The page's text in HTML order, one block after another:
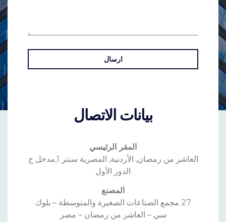
ارسال
بيانات الاتصال
المقر الرئيسي
العاشر من رمضان, الأردنية, المصرية سنتر 1,مدخل ج
الدور الأول
المصنع
27 مجمع الصناعات الصغيرة والمتوسطة – بلوك
سي – العاشر من رمضان – مصر